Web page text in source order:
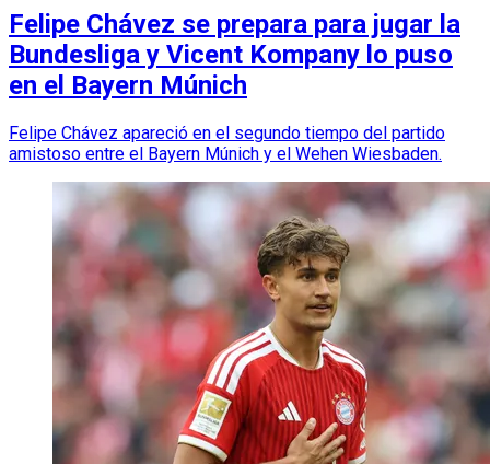
Felipe Chávez se prepara para jugar la
Bundesliga y Vicent Kompany lo puso
en el Bayern Múnich
Felipe Chávez apareció en el segundo tiempo del partido
amistoso entre el Bayern Múnich y el Wehen Wiesbaden.